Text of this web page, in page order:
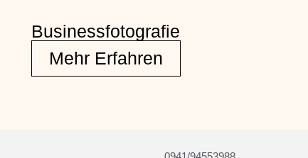
Businessfotografie
Mehr Erfahren